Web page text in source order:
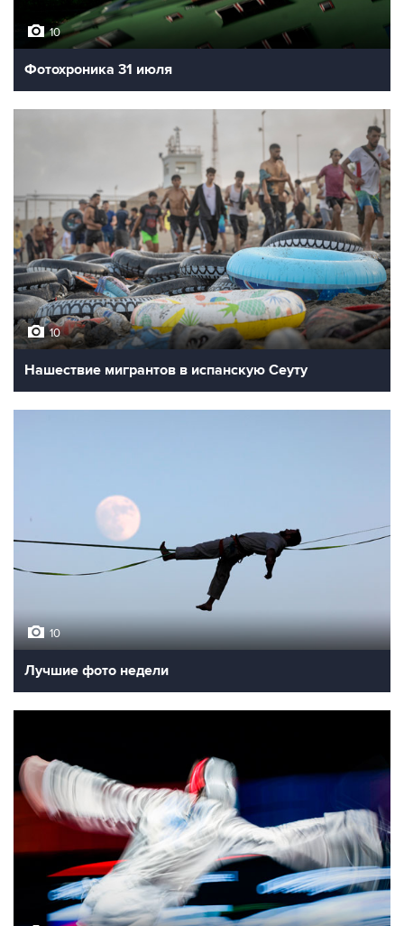
10
Фотохроника 31 июля
10
Нашествие мигрантов в испанскую Сеуту
10
Лучшие фото недели